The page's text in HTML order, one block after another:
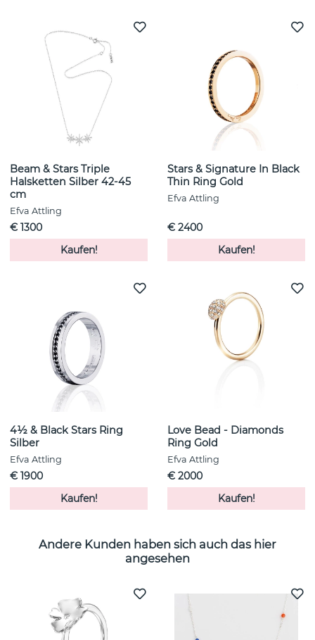
Beam & Stars Triple
Halsketten Silber 42-45
cm
Efva Attling
€ 1300
Kaufen!
Stars & Signature In Black
Thin Ring Gold
Efva Attling
€ 2400
Kaufen!
4½ & Black Stars Ring
Silber
Efva Attling
€ 1900
Kaufen!
Love Bead - Diamonds
Ring Gold
Efva Attling
€ 2000
Kaufen!
Andere Kunden haben sich auch das hier
angesehen